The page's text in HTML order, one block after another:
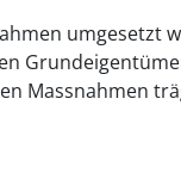
umgesetzt
Massnahmen